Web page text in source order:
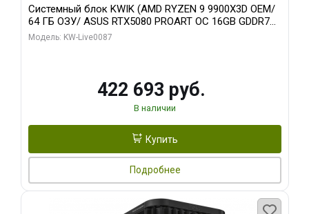
Системный блок KWIK (AMD RYZEN 9 9900X3D OEM/
64 ГБ ОЗУ/ ASUS RTX5080 PROART OC 16GB GDDR7
256bit Type-C DP 2/ 1 ТБ SSD)
Модель: KW-Live0087
422 693 руб.
В наличии
Купить
Подробнее